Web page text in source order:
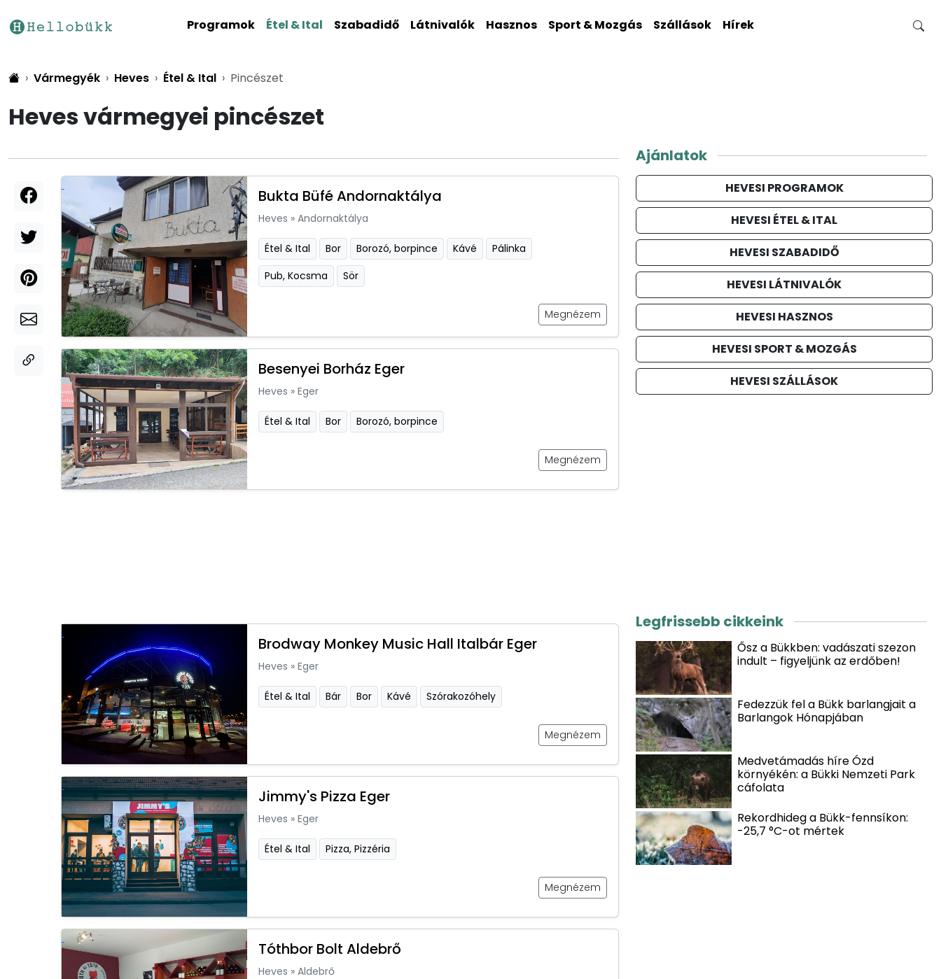
Programok Étel & Ital Szabadidő Látnivalók Hasznos Sport & Mozgás Szállások Hírek
Vármegyék Heves Étel & Ital Pincészet
Heves vármegyei pincészet
Bukta Büfé Andornaktálya
Heves » Andornaktálya
Étel & Ital Bor Borozó, borpince Kávé
Pálinka
Pub, Kocsma
Sör
Megnézem
Besenyei Borház Eger
Heves » Eger
Étel & Ital Bor Borozó, borpince
Megnézem
Brodway Monkey Music Hall Italbár Eger
Heves » Eger
Étel & Ital Bár Bor Kávé Szórakozóhely
Megnézem
Jimmy's Pizza Eger
Heves » Eger
Étel & Ital Pizza, Pizzéria
Megnézem
Tóthbor Bolt Aldebrő
Heves » Aldebrő
Ajánlatok
HEVESI PROGRAMOK
HEVESI ÉTEL & ITAL
HEVESI SZABADIDŐ
HEVESI LÁTNIVALÓK
HEVESI HASZNOS
HEVESI SPORT & MOZGÁS
HEVESI SZÁLLÁSOK
Legfrissebb cikkeink
Ősz a Bükkben: vadászati szezon
indult – figyeljünk az erdőben!
Fedezzük fel a Bükk barlangjait a
Barlangok Hónapjában
Medvetámadás híre Ózd
környékén: a Bükki Nemzeti Park
cáfolata
Rekordhideg a Bükk-fennsíkon:
-25,7 °C-ot mértek